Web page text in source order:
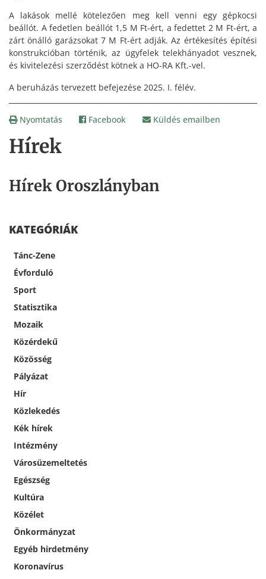
Hírek
Hírek Oroszlányban
KATEGÓRIÁK
Tánc-Zene
Évforduló
Sport
Statisztika
Mozaik
Közérdekű
Közösség
Pályázat
Hír
Közlekedés
Kék hírek
Intézmény
Városüzemeltetés
Egészség
Kultúra
Közélet
Önkormányzat
Egyéb hirdetmény
Koronavírus
A lakások mellé kötelezően meg kell venni egy gépkocsi
beállót. A fedetlen beállót 1,5 M Ft-ért, a fedettet 2 M Ft-ért, a
zárt önálló garázsokat 7 M Ft-ért adják. Az értékesítés építési
konstrukcióban történik, az ügyfelek telekhányadot vesznek,
és kivitelezési szerződést kötnek a HO-RA Kft.-vel.
A beruházás tervezett befejezése 2025. I. félév.
Nyomtatás Facebook Küldés emailben